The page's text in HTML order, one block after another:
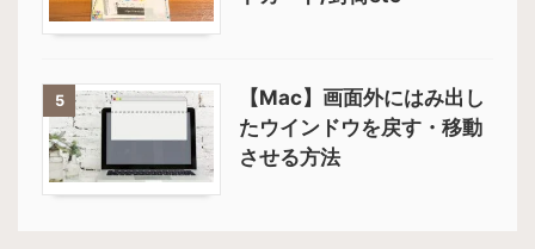
5
【Mac】画面外にはみ出し
たウインドウを戻す・移動
させる方法